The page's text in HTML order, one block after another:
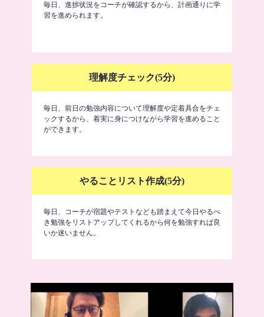
毎日、進捗状況をコーチが確認するから、計画通りに学
習を進められます。
理解度チェック(5分)
毎日、前日の勉強内容について理解度や定着具合をチェ
ックするから、着実に身につけながら学習を進めること
ができます。
やることリスト作成(5分)
毎日、コーチが宿題やテストなども踏まえて今日やるべ
き勉強をリストアップしてくれるから何を勉強すれば良
いか迷いません。